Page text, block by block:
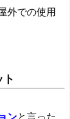
外での使用